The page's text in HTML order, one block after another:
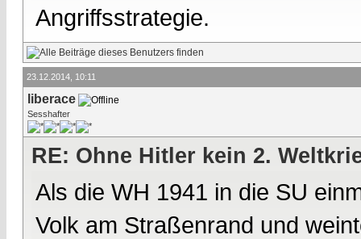
Angriffsstrategie.
23.12.2014, 10:11
liberace
Sesshafter
RE: Ohne Hitler kein 2.
Als die WH 1941 in die SU
Volk am Straßenrand und